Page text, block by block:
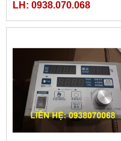
LH: 0938.070.068